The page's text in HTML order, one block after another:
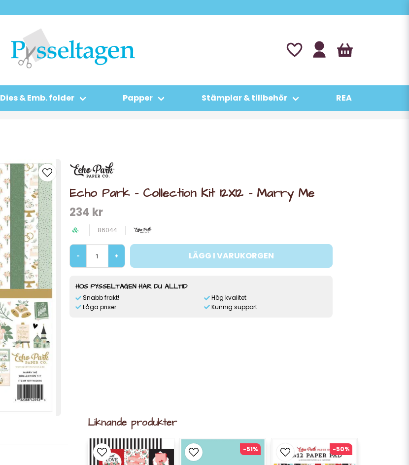
Dies & Emb. folder Papper Stämplar & tillbehör REA
Echo Park - Collection Kit 12X12 - Marry Me
234 kr
86044
- + LÄGG I VARUKORGEN
HOS PYSSELTAGEN HAR DU ALLTID
Snabb frakt!
Låga priser
Hög kvalitet
Kunnig support
Liknande produkter
-51% -50%